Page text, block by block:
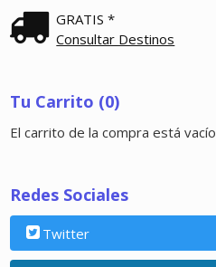
GRATIS *
Consultar Destinos
Tu Carrito (0)
El carrito de la compra está vacío
Redes Sociales
Twitter